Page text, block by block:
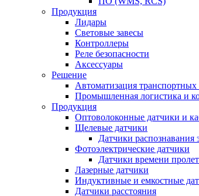
Продукция
Лидары
Световые завесы
Контроллеры
Реле безопасности
Аксессуары
Решение
Автоматизация транспортных
Промышленная логистика и
Продукция
Оптоволоконные датчики и
Щелевые датчики
Датчики распознавания
Фотоэлектрические датчики
Датчики времени
Лазерные датчики
Индуктивные и емкостные
Датчики расстояния